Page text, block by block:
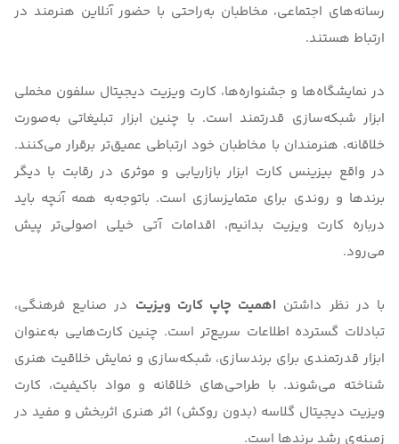
رسانه‌های اجتماعی، مخاطبان به‌راحتی با حضور آنلاین هنرمند در
ارتباط هستند.
در نمایشگاه‌ها و جشنواره‌ها، کارت ویزیت دیجیتال سلفون مخملی
ابزار شبکه‌سازی قدرتمند است. با چنین ابزار تبلیغاتی به‌صورت
خلاقانه، هنرمندان با مخاطبان خود ارتباطی عمیق‌تر برقرار می‌کنند.
در واقع بیزینس کارت ابزار بازاریابی و موثری در رقابت با دیگر
برندها و روندی برای متمایزسازی است. باتوجه‌به همه آنچه باید
درباره کارت ویزیت بدانیم، اقدامات آتی خیلی اصولی‌تر پیش
می‌رود.
با در نظر داشتن اهمیت چاپ کارت ویزیت در صنایع فرهنگی،
تبادلات گسترده اطلاعات سریع‌تر است. چنین کارت‌‌هایی به‌عنوان
ابزار قدرتمندی برای برندسازی، شبکه‌سازی و نمایش خلاقیت هنری
شناخته می‌شوند. با طراحی‌های خلاقانه و مواد باکیفیت، کارت
ویزیت دیجیتال گلاسه (بدون روکش) اثر هنری اثربخش و مفید در
زمینه‌ی رشد برندها است.